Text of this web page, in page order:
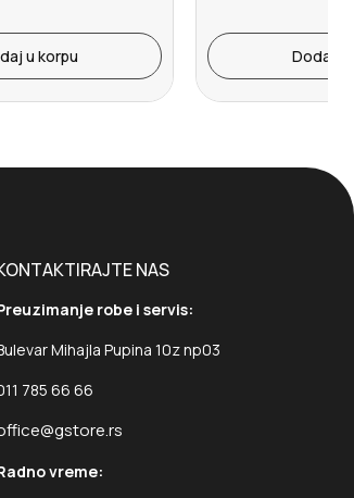
u korpu Dodaj u
NAS
robe i servis:
Mihajla Pupina 10z np03
785 66 66
vreme: